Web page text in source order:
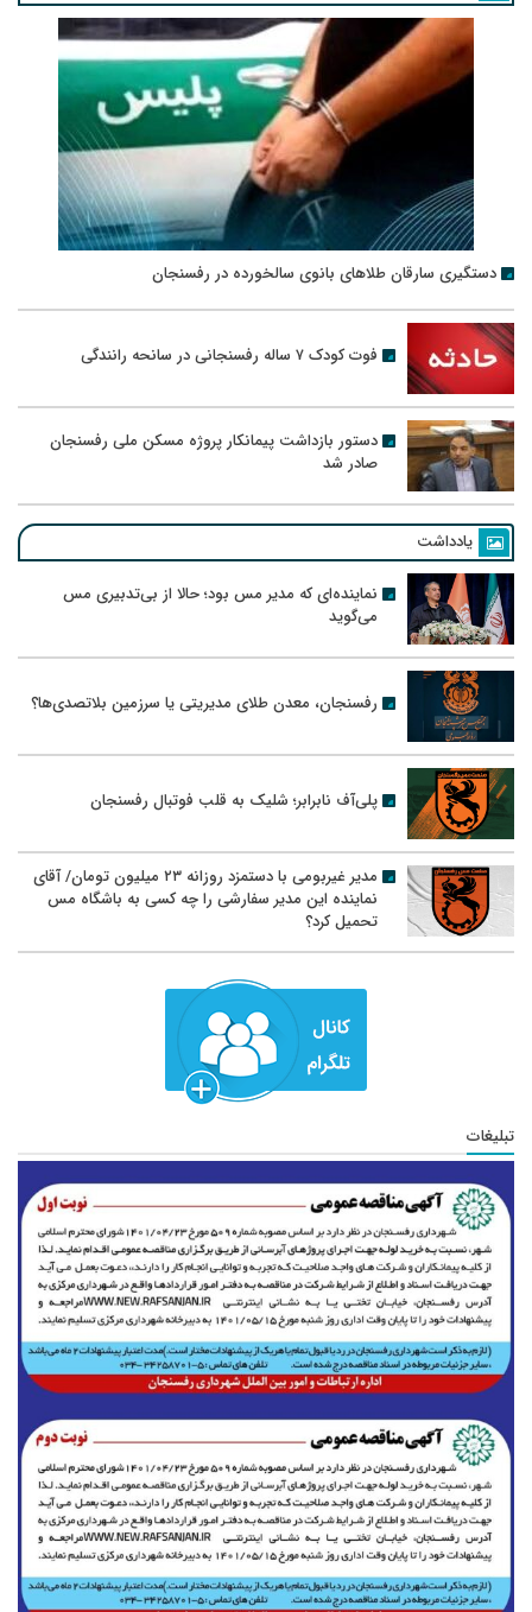
دستگیری سارقان طلاهای بانوی سالخورده در رفسنجان
فوت کودک ۷ ساله رفسنجانی در سانحه رانندگی
دستور بازداشت پیمانکار پروژه مسکن ملی رفسنجان
صادر شد
یادداشت
نماینده‌ای که مدیر مس بود؛ حالا از بی‌تدبیری مس
می‌گوید
رفسنجان، معدن طلای مدیریتی یا سرزمین بلاتصدی‌ها؟
پلی‌آف نابرابر؛ شلیک به قلب فوتبال رفسنجان
مدیر غیربومی با دستمزد روزانه ۲۳ میلیون تومان/ آقای
نماینده این مدیر سفارشی را چه کسی به باشگاه مس
تحمیل کرد؟
تبلیغات